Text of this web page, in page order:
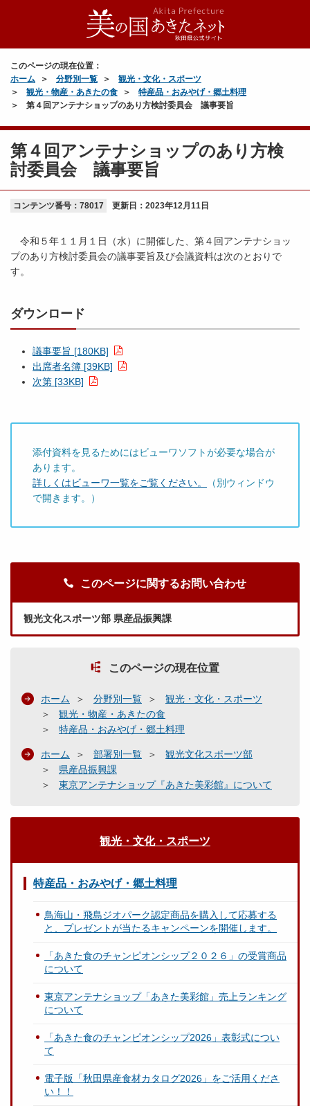
このページの現在位置：
ホーム
分野別一覧
観光・文化・スポーツ
観光・物産・あきたの食
特産品・おみやげ・郷土料理
第４回アンテナショップのあり方検討委員会 議事要旨
第４回アンテナショップのあり方検
討委員会 議事要旨
コンテンツ番号：78017 更新日： 2023年12月11日
令和５年１１月１日（水）に開催した、第４回アンテナショッ
プのあり方検討委員会の議事要旨及び会議資料は次のとおりで
す。
ダウンロード
議事要旨 [180KB]
出席者名簿 [39KB]
次第 [33KB]
添付資料を見るためにはビューワソフトが必要な場合が
あります。
詳しくはビューワ一覧をご覧ください。
（別ウィンドウ
で開きます。）
このページに関するお問い合わせ
観光文化スポーツ部 県産品振興課
このページの現在位置
ホーム 分野別一覧
観光・文化・スポーツ
観光・物産・あきたの食
特産品・おみやげ・郷土料理
ホーム 部署別一覧
観光文化スポーツ部
県産品振興課
東京アンテナショップ『あきた美彩館』について
観光・文化・スポーツ
特産品・おみやげ・郷土料理
鳥海山・飛島ジオパーク認定商品を購入して応募する
と、プレゼントが当たるキャンペーンを開催します。
「あきた食のチャンピオンシップ２０２６」の受賞商品
について
東京アンテナショップ「あきた美彩館」売上ランキング
について
「あきた食のチャンピオンシップ2026」表彰式につい
て
電子版「秋田県産食材カタログ2026」をご活用くださ
い！！